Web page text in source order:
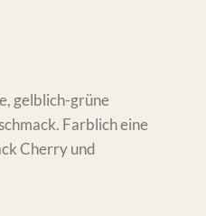
gelblich-grüne
Farblich eine
Cherry und